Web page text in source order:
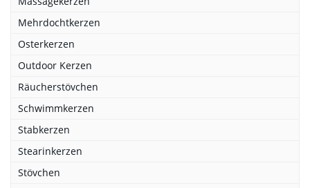
Mehrdochtkerzen
Osterkerzen
Outdoor Kerzen
Räucherstövchen
Schwimmkerzen
Stabkerzen
Stearinkerzen
Stövchen